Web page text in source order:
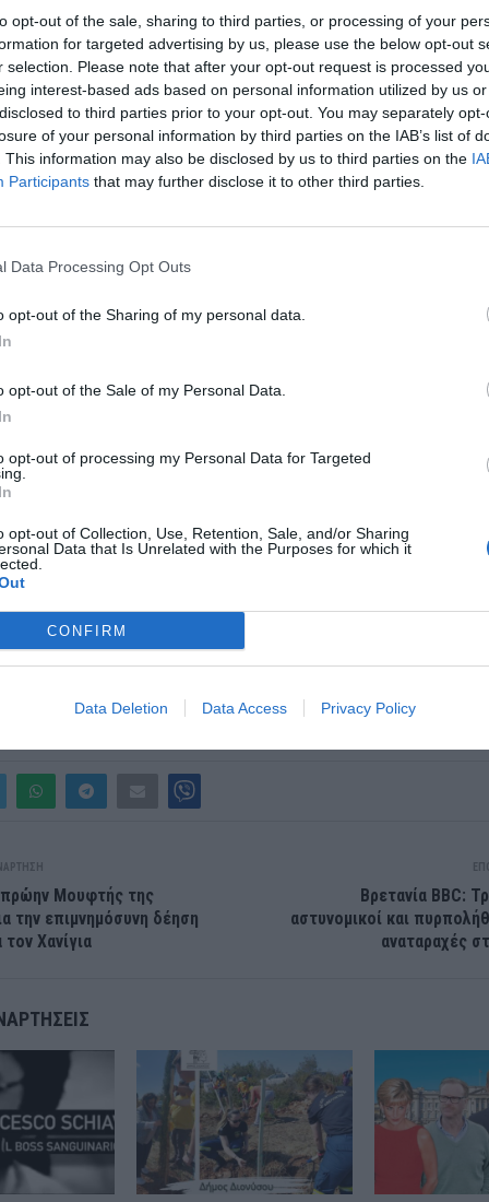
opt-out of the sale, sharing to third parties, or processing of your
for targeted advertising by us, please use the below opt-out
selection. Please note that after your opt-out request is processed
interest-based ads based on personal information utilized by us
to third parties prior to your opt-out. You may separately
of your personal information by third parties on the IAB’s list of
This information may also be disclosed by us to third parties on the
Participants that may further disclose it to other third parties.
Data Processing Opt Outs
opt-out of the Sharing of my personal data.
opt-out of the Sale of my Personal Data.
opt-out of processing my Personal Data for Targeted
opt-out of Collection, Use, Retention, Sale, and/or Sharing
Data that Is Unrelated with the Purposes for which it
CONFIRM
Data Deletion Data Access Privacy Policy
Καραλής – Άλμα επί κοντώ προκριματικά
Ντούσκος – Μονό σκιφ Τελικός
Δράκου – 50μ. Ελέυθερο (Heat 10)12:30Δημήτρης Μάρκος –
(Heat 1)
Σπανάκη / Οδυσσέας Σπανάκη – 470 (race 3 & 4)
από τον αγώνα Νοτίου Σουδάν – Σερβίας, κρίνεται και η
στην επόμενη φάση της διοργάνωσης.
νίκη της Σερβίας επί του Νοτίου Σουδάν με 3 ή
πανηγυρίσει την πρόκριση στην οκτάδα.
Μουφτής της
την επιμνημόσυνη δέηση
Χανίγια
Βρετανία BBC:
αστυνομικοί και
αναταραχές